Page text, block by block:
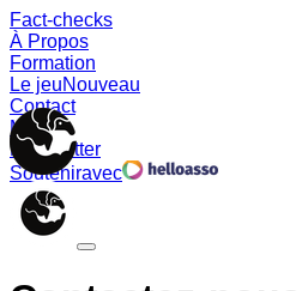
Fact-checks
À Propos
Formation
Le jeuNouveau
Contact
Memes
Newsletter
Souteniravec